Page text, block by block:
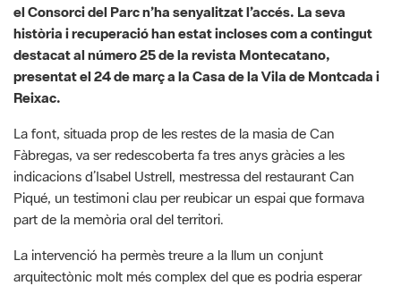
presentat el 24 de març a la Casa de la Vila de Montcada i
Reixac.
La font, situada prop de les restes de la masia de Can
Fàbregas, va ser redescoberta fa tres anys gràcies a les
Piqué, un testimoni clau per reubicar un espai que formava
part de la memòria oral del territori.
La intervenció ha permès treure a la llum un conjunt
arquitectònic molt més complex del que es podria esperar
d’una font tradicional. Segons explica Manel Gómez,
responsable de l’ADF La Serralada, el conjunt està format per
bancs d’obra, un pou, una mina d’aigua i un dipòsit de grans